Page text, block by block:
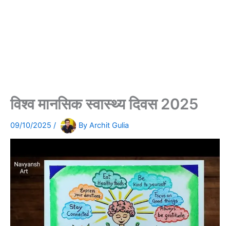
विश्व मानसिक स्वास्थ्य दिवस 2025
09/10/2025 / By Archit Gulia